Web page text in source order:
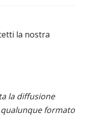
la nostra
la diffusione
formato